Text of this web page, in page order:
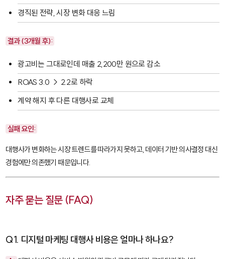
경직된 전략, 시장 변화 대응 느림
결과 (3개월 후):
광고비는 그대로인데 매출 2,200만 원으로 감소
ROAS 3.0 → 2.2로 하락
계약 해지 후 다른 대행사로 교체
실패 요인:
대행사가 변화하는 시장 트렌드를 따라가지 못하고, 데이터 기반 의사결정 대신
경험에만 의존했기 때문입니다.
자주 묻는 질문 (FAQ)
Q1. 디지털 마케팅 대행사 비용은 얼마나 하나요?